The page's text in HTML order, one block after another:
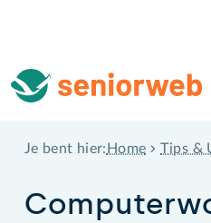
Je bent hier: Home Tips &